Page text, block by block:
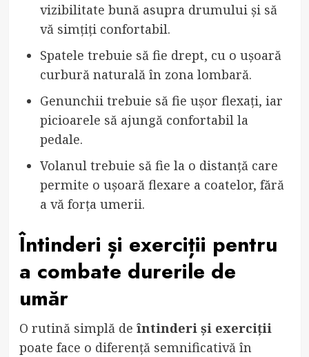
vizibilitate bună asupra drumului și să
vă simțiți confortabil.
Spatele trebuie să fie drept, cu o ușoară
curbură naturală în zona lombară.
Genunchii trebuie să fie ușor flexați, iar
picioarele să ajungă confortabil la
pedale.
Volanul trebuie să fie la o distanță care
permite o ușoară flexare a coatelor, fără
a vă forța umerii.
Întinderi și exerciții pentru
a combate durerile de
umăr
O rutină simplă de întinderi și exerciții
poate face o diferență semnificativă în